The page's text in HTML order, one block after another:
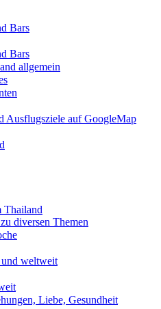
Bars
Bars
allgemein
Ausflugsziele auf GoogleMap
diversen Themen
weltweit
Liebe, Gesundheit